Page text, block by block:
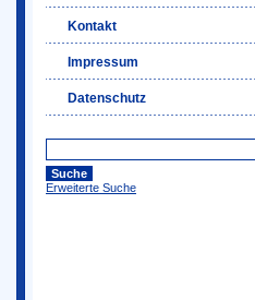
Kontakt
Impressum
Datenschutz
Erweiterte Suche